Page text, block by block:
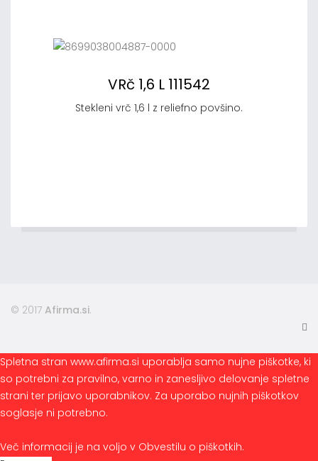
VRč 1,6 L 111542
Stekleni vrč 1,6 l z reliefno povšino.
© 2017 Afirma.si.
Spletna stran www.afirma.si uporablja samo nujne piškotke, ki
so potrebni za pravilno, varno in zanesljivo delovanje spletne
strani ter prijavo uporabnikov. Za uporabo nujnih piškotkov
soglasje ni potrebno.
Več informacij je na voljo v Obvestilu o piškotkih.